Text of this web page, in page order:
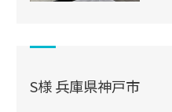
S様 兵庫県神戸市